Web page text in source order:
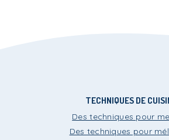
TECHNIQUES DE
Des techniques pour
Des techniques pour